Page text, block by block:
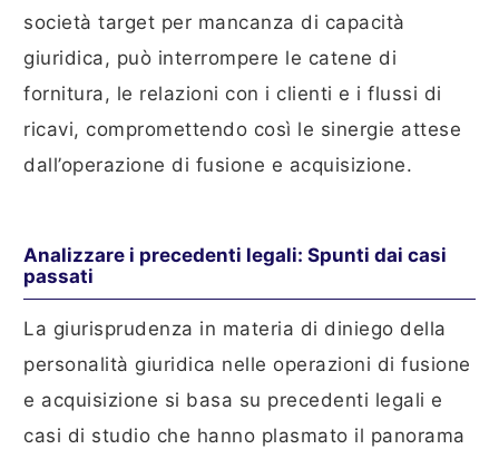
società target per mancanza di capacità
giuridica, può interrompere le catene di
fornitura, le relazioni con i clienti e i flussi di
ricavi, compromettendo così le sinergie attese
dall’operazione di fusione e acquisizione.
Analizzare i precedenti legali: Spunti dai casi
passati
La giurisprudenza in materia di diniego della
personalità giuridica nelle operazioni di fusione
e acquisizione si basa su precedenti legali e
casi di studio che hanno plasmato il panorama